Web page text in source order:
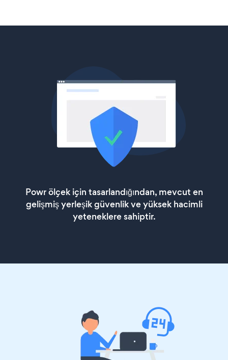
Powr ölçek için tasarlandığından, mevcut en
gelişmiş yerleşik güvenlik ve yüksek hacimli
yeteneklere sahiptir.